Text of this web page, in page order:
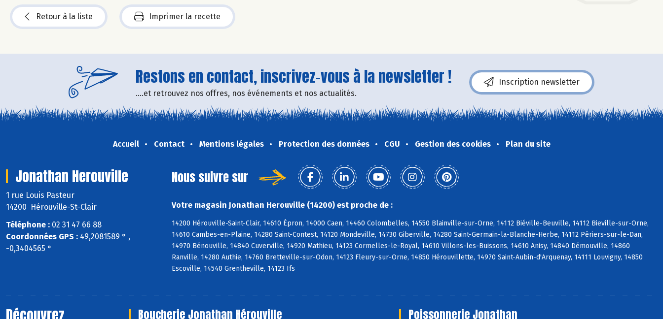
Retour à la liste Imprimer la recette
Restons en contact, inscrivez-vous à la newsletter !
....et retrouvez nos offres, nos événements et nos actualités.
Inscription newsletter
Accueil Contact Mentions légales Protection des données CGU Gestion des cookies Plan du site
Jonathan Herouville
1 rue Louis Pasteur
14200 Hérouville-St-Clair
Téléphone : 02 31 47 66 88
Coordonnées GPS : 49,2081589 ° ,
-0,3404565 °
Nous suivre sur
Votre magasin Jonathan Herouville (14200) est proche de :
14200 Hérouville-Saint-Clair, 14610 Épron, 14000 Caen, 14460 Colombelles, 14550 Blainville-sur-Orne, 14112 Biéville-Beuville, 14112 Bieville-sur-Orne,
14610 Cambes-en-Plaine, 14280 Saint-Contest, 14120 Mondeville, 14730 Giberville, 14280 Saint-Germain-la-Blanche-Herbe, 14112 Périers-sur-le-Dan,
14970 Bénouville, 14840 Cuverville, 14920 Mathieu, 14123 Cormelles-le-Royal, 14610 Villons-les-Buissons, 14610 Anisy, 14840 Démouville, 14860
Ranville, 14280 Authie, 14760 Bretteville-sur-Odon, 14123 Fleury-sur-Orne, 14850 Hérouvillette, 14970 Saint-Aubin-d'Arquenay, 14111 Louvigny, 14850
Escoville, 14540 Grentheville, 14123 Ifs
Boucherie Jonathan Hérouville Poissonnerie Jonathan